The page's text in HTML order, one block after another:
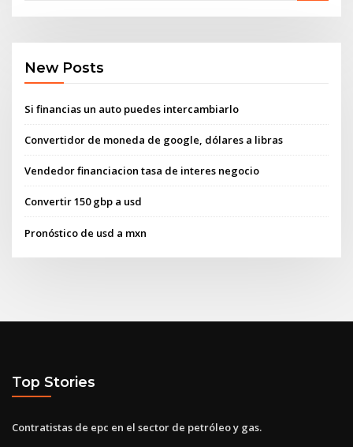
New Posts
Si financias un auto puedes intercambiarlo
Convertidor de moneda de google, dólares a libras
Vendedor financiacion tasa de interes negocio
Convertir 150 gbp a usd
Pronóstico de usd a mxn
Top Stories
Contratistas de epc en el sector de petróleo y gas.